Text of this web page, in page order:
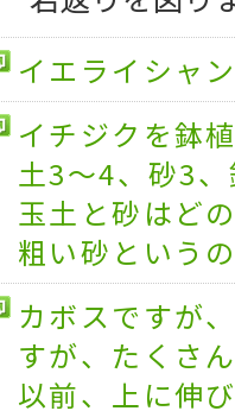
イエライシャ
イチジクを鉢
土3～4、砂3
玉土と砂はど
粗い砂という
カボスですが
すが、たくさ
以前、上に伸